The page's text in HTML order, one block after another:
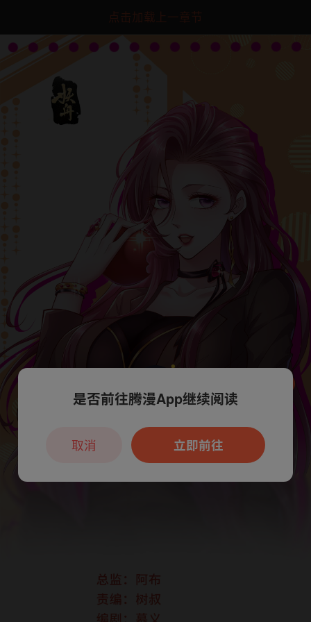
点击加载上一章节
本章节仅支持App阅读，可打开App新用
户7天免费看
是否前往腾漫App继续阅读
立即前往
取消